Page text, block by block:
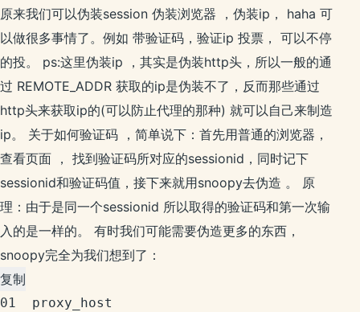
原来我们可以伪装session 伪装浏览器 ，伪装ip， haha 可
以做很多事情了。例如 带验证码，验证ip 投票， 可以不停
的投。 ps:这里伪装ip ，其实是伪装http头，所以一般的通
过 REMOTE_ADDR 获取的ip是伪装不了，反而那些通过
http头来获取ip的(可以防止代理的那种) 就可以自己来制造
ip。 关于如何验证码 ，简单说下：首先用普通的浏览器，
查看页面 ， 找到验证码所对应的sessionid，同时记下
sessionid和验证码值，接下来就用snoopy去伪造 。 原
理：由于是同一个sessionid 所以取得的验证码和第一次输
入的是一样的。 有时我们可能需要伪造更多的东西，
snoopy完全为我们想到了：
复制
proxy_host